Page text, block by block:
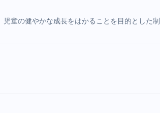
童の健やかな成長をはかることを目的とした制